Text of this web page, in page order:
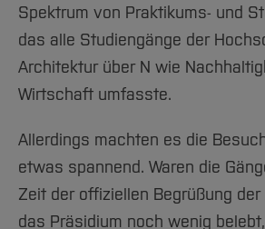
Spektrum von Praktikums- und
das alle Studiengänge der
Architektur über N wie
Wirtschaft umfasste.
Allerdings machten es die
etwas spannend. Waren die
Zeit der offiziellen Begrüßung
das Präsidium noch wenig